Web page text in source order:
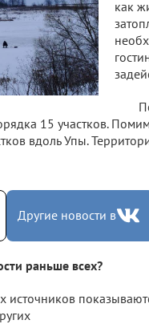
как
15 участков.
вдоль Упы.
Другие новости в
раньше всех?
источников